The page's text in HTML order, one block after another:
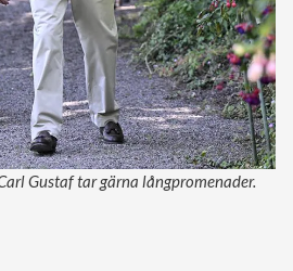
Gustaf tar gärna långpromenader.